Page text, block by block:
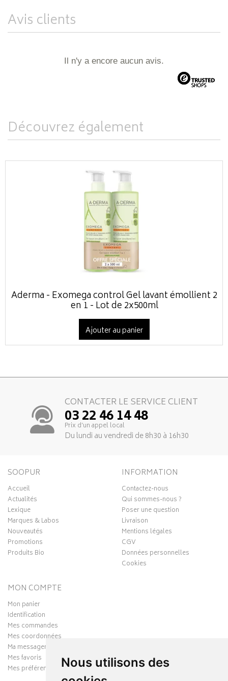
Nous utilisons des
Avis clients
Il n'y a encore aucun avis.
Découvrez également
Aderma - Exomega control Gel lavant émollient 2
en 1 - Lot de 2x500ml
Ajouter au panier
CONTACTER LE SERVICE CLIENT
03 22 46 14 48
Prix d’un appel local
Du lundi au vendredi de 8h30 à 16h30
SOOPUR
Accueil
Actualités
Lexique
Marques & Labos
Nouveautés
Promotions
Produits Bio
INFORMATION
Contactez-nous
Qui sommes-nous ?
Poser une question
Livraison
Mentions légales
CGV
Données personnelles
Cookies
MON COMPTE
Mon panier
Identification
Mes commandes
Mes coordonnées
Ma messagerie
Mes favoris
Mes préférences Cookies